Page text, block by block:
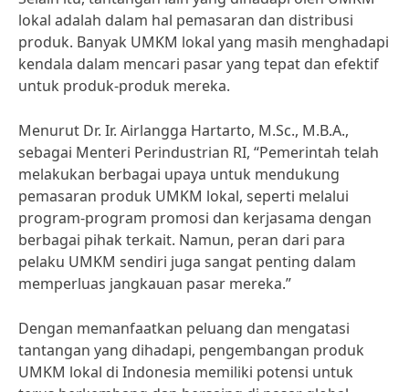
lokal adalah dalam hal pemasaran dan distribusi
produk. Banyak UMKM lokal yang masih menghadapi
kendala dalam mencari pasar yang tepat dan efektif
untuk produk-produk mereka.
Menurut Dr. Ir. Airlangga Hartarto, M.Sc., M.B.A.,
sebagai Menteri Perindustrian RI, “Pemerintah telah
melakukan berbagai upaya untuk mendukung
pemasaran produk UMKM lokal, seperti melalui
program-program promosi dan kerjasama dengan
berbagai pihak terkait. Namun, peran dari para
pelaku UMKM sendiri juga sangat penting dalam
memperluas jangkauan pasar mereka.”
Dengan memanfaatkan peluang dan mengatasi
tantangan yang dihadapi, pengembangan produk
UMKM lokal di Indonesia memiliki potensi untuk